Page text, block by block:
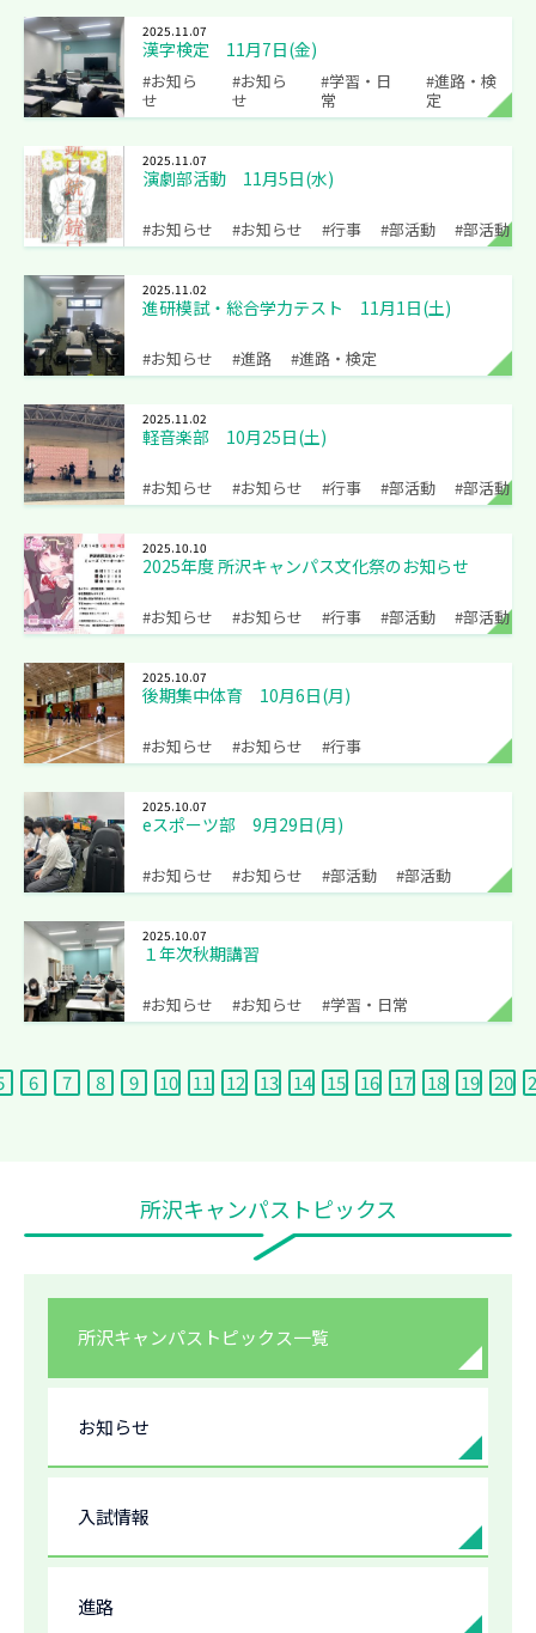
2025.11.07
#お知ら
せ
#お知ら
せ
#学習・日
常
#進路・検
定
漢字検定 11月7日(金)
2025.11.07
#お知らせ #お知らせ #行事 #部活動 #部活動
演劇部活動 11月5日(水)
2025.11.02
#お知らせ #進路 #進路・検定
進研模試・総合学力テスト 11月1日(土)
2025.11.02
#お知らせ #お知らせ #行事 #部活動 #部活動
軽音楽部 10月25日(土)
2025.10.10
#お知らせ #お知らせ #行事 #部活動 #部活動
2025年度 所沢キャンパス文化祭のお知らせ
2025.10.07
#お知らせ #お知らせ #行事
後期集中体育 10月6日(月)
2025.10.07
#お知らせ #お知らせ #部活動 #部活動
eスポーツ部 9月29日(月)
2025.10.07
#お知らせ #お知らせ #学習・日常
１年次秋期講習
6 7 8 9 10 11 12 13 14 15 16 17 18 19 20
所沢キャンパストピックス
所沢キャンパストピックス一覧
お知らせ
入試情報
進路